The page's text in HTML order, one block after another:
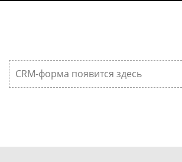
CRM-форма появится здесь